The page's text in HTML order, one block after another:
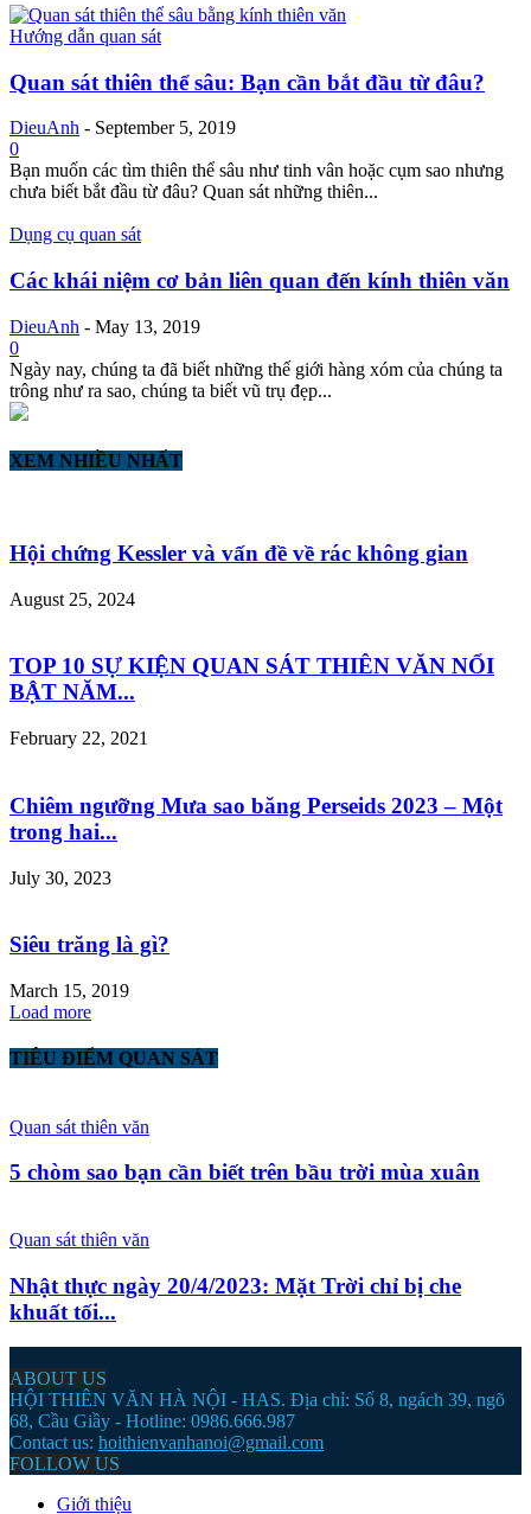
Hướng dẫn quan sát
Quan sát thiên thể sâu: Bạn cần bắt đầu từ đâu?
DieuAnh - September 5, 2019
0
Bạn muốn các tìm thiên thể sâu như tinh vân hoặc cụm sao nhưng
chưa biết bắt đầu từ đâu? Quan sát những thiên...
Dụng cụ quan sát
Các khái niệm cơ bản liên quan đến kính thiên văn
DieuAnh - May 13, 2019
0
Ngày nay, chúng ta đã biết những thế giới hàng xóm của chúng ta
trông như ra sao, chúng ta biết vũ trụ đẹp...
XEM NHIỀU NHẤT
Hội chứng Kessler và vấn đề về rác không gian
August 25, 2024
TOP 10 SỰ KIỆN QUAN SÁT THIÊN VĂN NỔI
BẬT NĂM...
February 22, 2021
Chiêm ngưỡng Mưa sao băng Perseids 2023 – Một
trong hai...
July 30, 2023
Siêu trăng là gì?
March 15, 2019
Load more
TIÊU ĐIỂM QUAN SÁT
Quan sát thiên văn
5 chòm sao bạn cần biết trên bầu trời mùa xuân
Quan sát thiên văn
Nhật thực ngày 20/4/2023: Mặt Trời chỉ bị che
khuất tối...
ABOUT US
HỘI THIÊN VĂN HÀ NỘI - HAS. Địa chỉ: Số 8, ngách 39, ngõ
68, Cầu Giầy - Hotline: 0986.666.987
Contact us: hoithienvanhanoi@gmail.com
FOLLOW US
Giới thiệu